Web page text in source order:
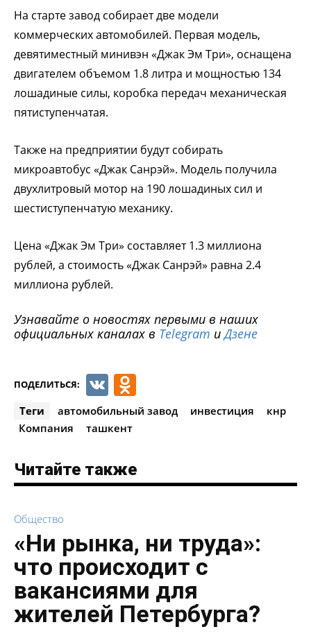
На старте завод собирает две модели
коммерческих автомобилей. Первая модель,
девятиместный минивэн «Джак Эм Три», оснащена
двигателем объемом 1.8 литра и мощностью 134
лошадиные силы, коробка передач механическая
пятиступенчатая.
Также на предприятии будут собирать
микроавтобус «Джак Санрэй». Модель получила
двухлитровый мотор на 190 лошадиных сил и
шестиступенчатую механику.
Цена «Джак Эм Три» составляет 1.3 миллиона
рублей, а стоимость «Джак Санрэй» равна 2.4
миллиона рублей.
Узнавайте о новостях первыми в наших
официальных каналах в Telegram иДзене
ПОДЕЛИТЬСЯ: VK
Теги автомобильный завод инвестиция
кнр
Компания
ташкент
Читайте также
Общество
«Ни рынка, ни труда»:
что происходит с
вакансиями для
жителей Петербурга?